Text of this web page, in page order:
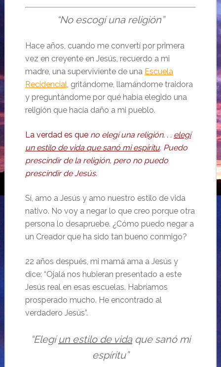
“No escogí una religión”
Hace años, cuando me convertí por primera
vez en creyente en Jesús, recuerdo a mi
madre, una superviviente de una Escuela
Recidencial, gritándome, llamándome traidora
y preguntándome por qué había elegido una
religión que hacía daño a mi pueblo.
La verdad es que no elegí una religión. . . elegí
un estilo de vida que sanó mi espíritu. Puedo
prescindir de la religión, pero no puedo
prescindir de Jesús.
Sí, amo a Jesús y amo nuestro estilo de vida
nativo. No voy a negar lo que creo porque otra
persona lo desapruebe. ¿Cómo puedo negar a
un Creador que ha sido tan bueno conmigo?
22 años después, mi mamá ama a Jesús y
dice: “Ojalá nos hubieran presentado a este
Jesús real en esas escuelas. Habríamos
prosperado mucho. He encontrado al
verdadero Jesús”.
“Elegíun estilo de vidaque sanó mi
espíritu”